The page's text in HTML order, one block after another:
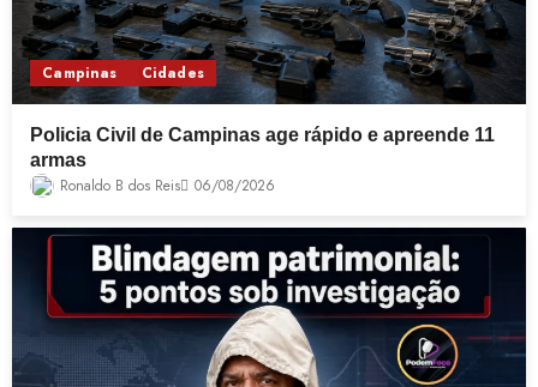
Campinas Cidades
Policia Civil de Campinas age rápido e apreende 11
armas
Ronaldo B dos Reis 06/08/2026